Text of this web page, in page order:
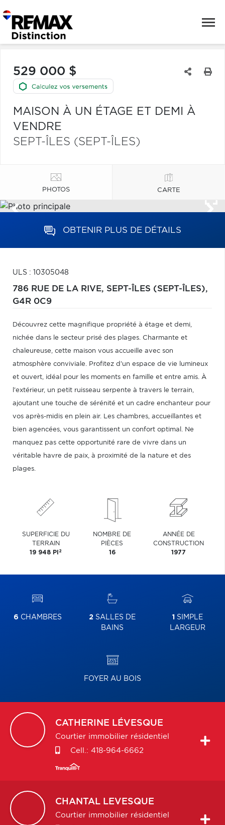
529 000 $
MAISON À UN ÉTAGE ET DEMI À
VENDRE
SEPT-ÎLES (SEPT-ÎLES)
PHOTOS CARTE
OBTENIR PLUS DE DÉTAILS
ULS : 10305048
786 RUE DE LA RIVE, SEPT-ÎLES (SEPT-ÎLES),
G4R 0C9
Découvrez cette magnifique propriété à étage et demi,
nichée dans le secteur prisé des plages. Charmante et
chaleureuse, cette maison vous accueille avec son
atmosphère conviviale. Profitez d'un espace de vie lumineux
et ouvert, idéal pour les moments en famille et entre amis. À
l'extérieur, un petit ruisseau serpente à travers le terrain,
ajoutant une touche de sérénité et un cadre enchanteur pour
vos après-midis en plein air. Les chambres, accueillantes et
bien agencées, vous garantissent un confort optimal. Ne
manquez pas cette opportunité rare de vivre dans un
véritable havre de paix, à proximité de la nature et des
plages.
SUPERFICIE DU
TERRAIN
19 948 PI 2
NOMBRE DE
PIÈCES
16
ANNÉE DE
CONSTRUCTION
1977
6 CHAMBRES 2 SALLES DE
BAINS
1 SIMPLE
LARGEUR
FOYER AU BOIS
CATHERINE LÉVESQUE
Courtier immobilier résidentiel
Cell.: 418-964-6662
CHANTAL LEVESQUE
Courtier immobilier résidentiel